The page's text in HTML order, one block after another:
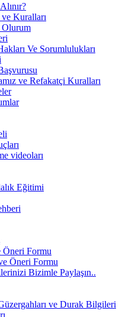
Kuralları
Olurum
Ve Sorumlulukları
ve Refakatçi Kuralları
videoları
Eğitimi
Öneri Formu
Öneri Formu
Bizimle Paylaşın..
ve Durak Bilgileri